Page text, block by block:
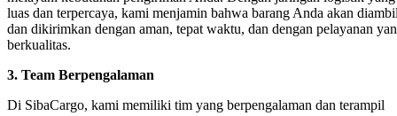
luas dan terpercaya, kami menjamin bahwa barang Anda akan
dan dikirimkan dengan aman, tepat waktu, dan dengan pelayanan
berkualitas.
3. Team Berpengalaman
Di SibaCargo, kami memiliki tim yang berpengalaman dan terampil